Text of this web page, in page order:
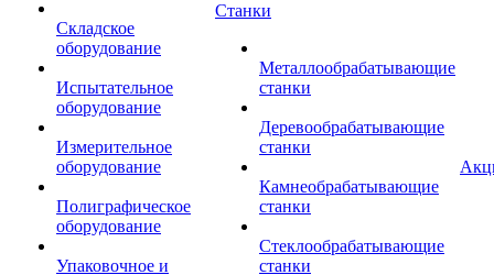
Складское
оборудование
Испытательное
оборудование
Измерительное
оборудование
Полиграфическое
оборудование
Упаковочное и
Станки
Металлообрабатывающие
станки
Деревообрабатывающие
станки
Камнеобрабатывающие
станки
Стеклообрабатывающие
станки